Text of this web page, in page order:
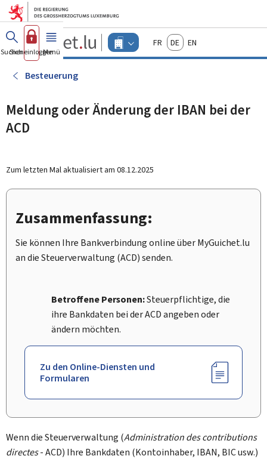
Zum Hauptmenü
Zum Inhalt
Guichet.lu
Changer
d'espace
actif
FrançaisDeutschEnglish
Suchen
Sich einloggen
Menü Haupt-
Besteuerung
Meldung oder Änderung der IBAN bei der
ACD
Zum letzten Mal aktualisiert am 08.12.2025
Zusammenfassung:
Sie können Ihre Bankverbindung online überMyGuichet.lu
an die Steuerverwaltung (ACD) senden.
Betroffene Personen:Steuerpflichtige, die
ihre Bankdaten bei der ACD angeben oder
ändern möchten.
Zu den Online-Diensten und
Formularen
Wenn die Steuerverwaltung (Administration des contributions
directes- ACD) Ihre Bankdaten (Kontoinhaber, IBAN, BIC usw.)